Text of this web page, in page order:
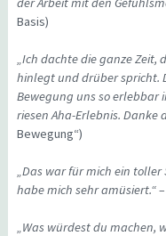
Basis)
„Ich dachte die ganze Zeit,
hinlegt und drüber spricht.
Bewegung uns so erlebbar
riesen Aha-Erlebnis. Danke
Bewegung“)
„Das war für mich ein
habe mich sehr amüsiert.“ –
„Was würdest du machen,